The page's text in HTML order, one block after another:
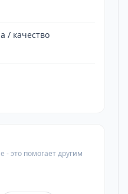
/ качество
- это помогает другим